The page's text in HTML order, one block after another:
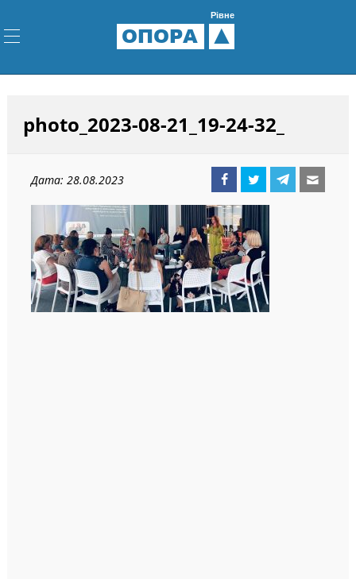
ОПОРА
Рівне
photo_2023-08-21_19-24-32_
Дата: 28.08.2023